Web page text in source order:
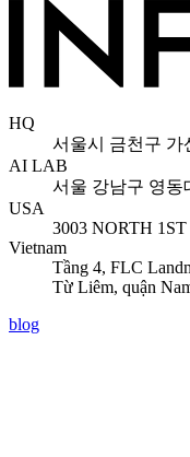
HQ
서울시 금천구 가
AI LAB
서울 강남구 영동
USA
3003 NORTH
Vietnam
Tầng 4, FLC
Từ Liêm, quận
blog